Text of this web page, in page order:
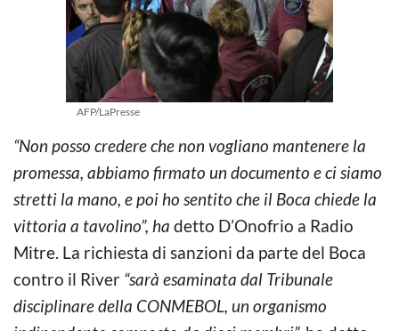
AFP/LaPresse
“Non posso credere che non vogliano mantenere la
promessa, abbiamo firmato un documento e ci siamo
stretti la mano, e poi ho sentito che il Boca chiede la
vittoria a tavolino”, ha detto D’Onofrio a Radio
Mitre. La richiesta di sanzioni da parte del Boca
contro il River “sarà esaminata dal Tribunale
disciplinare della CONMEBOL, un organismo